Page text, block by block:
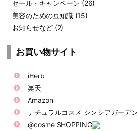
セール・キャンペーン (26)
美容のための豆知識 (15)
お知らせなど (2)
お買い物サイト
iHerb
楽天
Amazon
ナチュラルコスメ シンシアガーデン
@cosme SHOPPING